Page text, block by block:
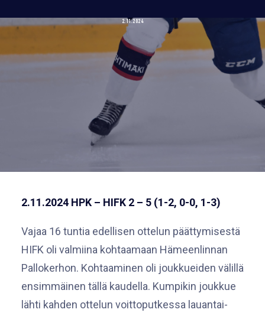
2.11.2024
2.11.2024 HPK – HIFK 2 – 5 (1-2, 0-0, 1-3)
Vajaa 16 tuntia edellisen ottelun päättymisestä
HIFK oli valmiina kohtaamaan Hämeenlinnan
Pallokerhon. Kohtaaminen oli joukkueiden välillä
ensimmäinen tällä kaudella. Kumpikin joukkue
lähti kahden ottelun voittoputkessa lauantai-